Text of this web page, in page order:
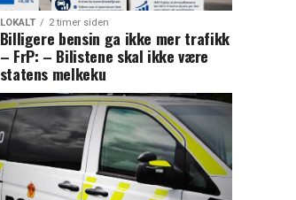
LOKALT 2 timer siden
Billigere bensin ga ikke mer trafikk
– FrP: – Bilistene skal ikke være
statens melkeku